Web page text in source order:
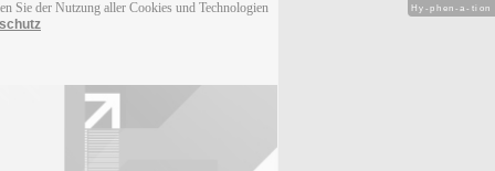
Sie der Nutzung aller Cookies und Technologien
Hy-phen-a-tion